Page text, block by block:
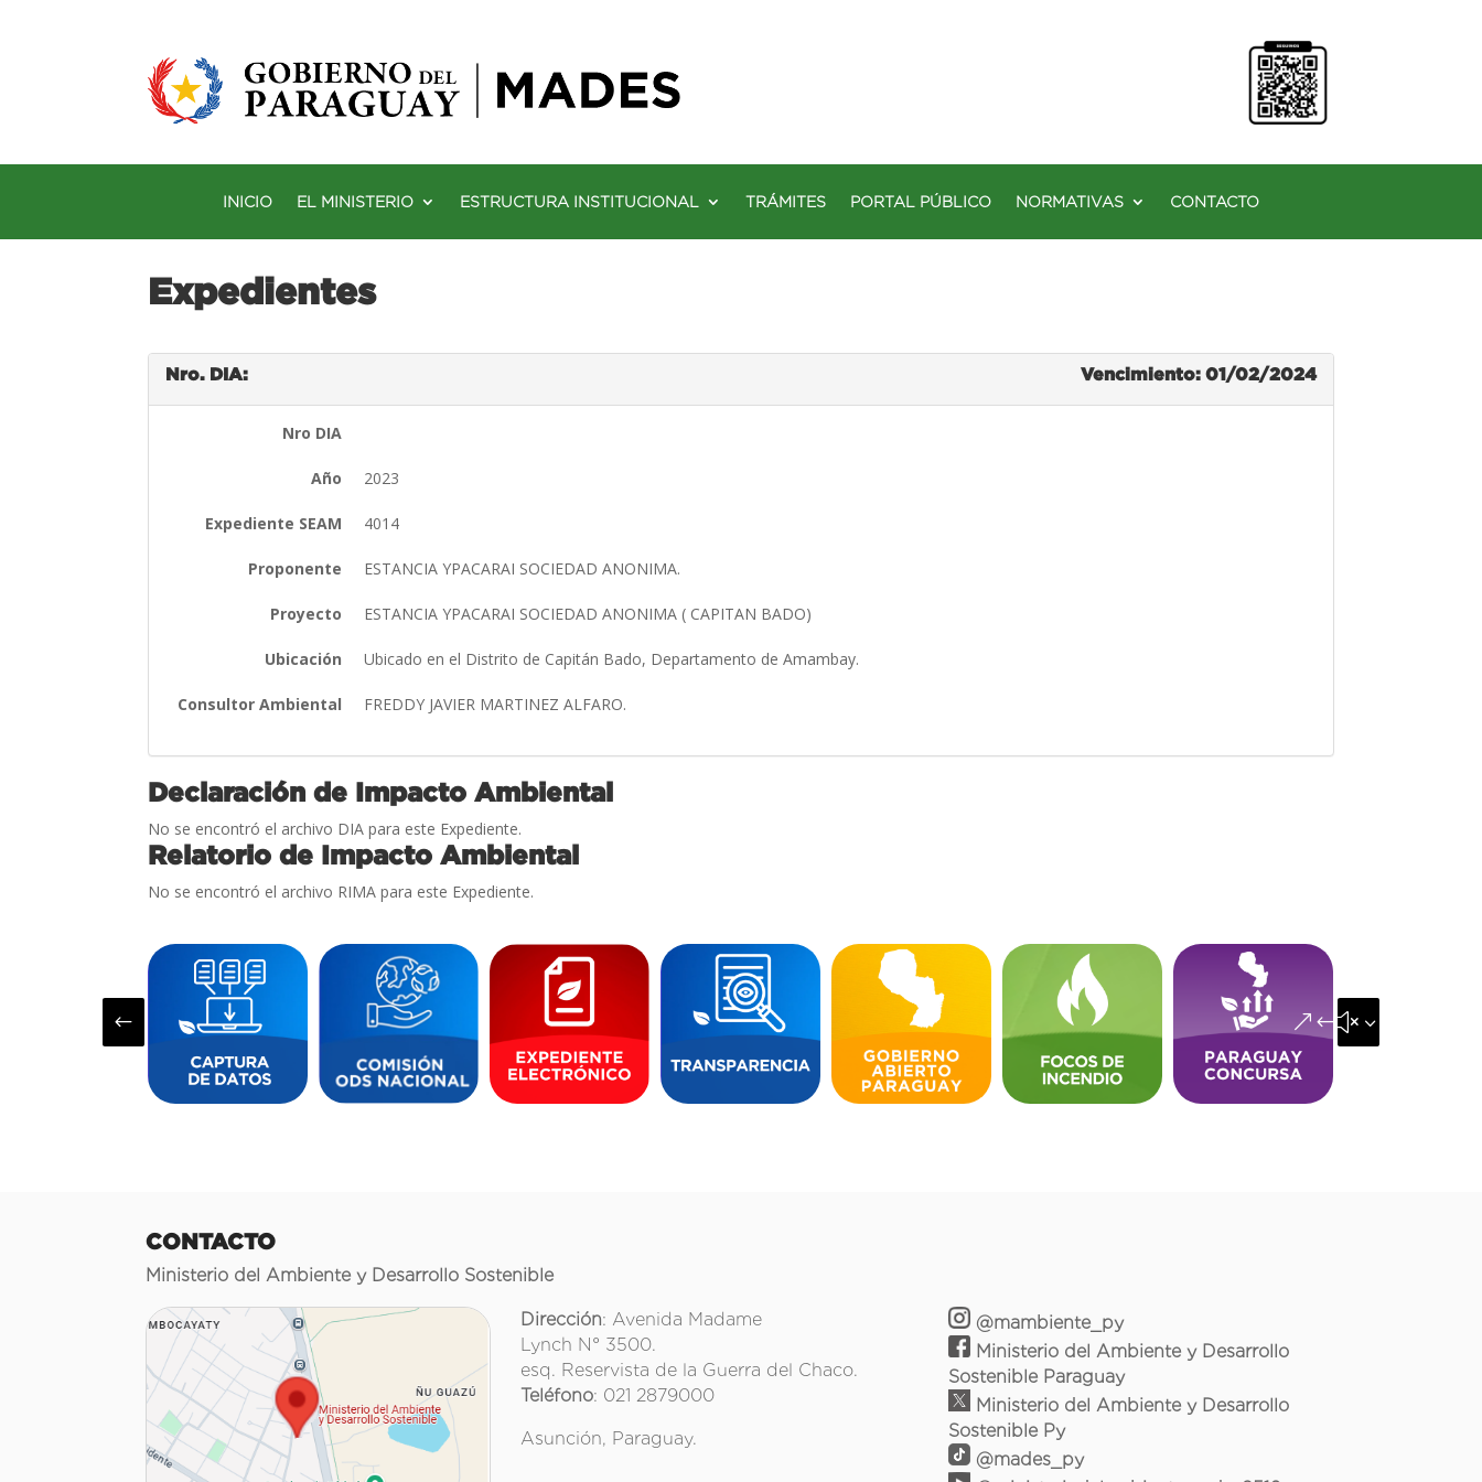
INICIO EL MINISTERIO ESTRUCTURA INSTITUCIONAL TRÁMITES PORTAL PÚBLICO NORMATIVAS CONTACTO
Expedientes
Nro. DIA: Vencimiento: 01/02/2024
Nro DIA
Año 2023
Expediente SEAM 4014
Proponente ESTANCIA YPACARAI SOCIEDAD ANONIMA.
Proyecto ESTANCIA YPACARAI SOCIEDAD ANONIMA ( CAPITAN BADO)
Ubicación Ubicado en el Distrito de Capitán Bado, Departamento de Amambay.
Consultor Ambiental FREDDY JAVIER MARTINEZ ALFARO.
Declaración de Impacto Ambiental
No se encontró el archivo DIA para este Expediente.
Relatorio de Impacto Ambiental
No se encontró el archivo RIMA para este Expediente.
# &#x35;
CONTACTO
Ministerio del Ambiente y Desarrollo Sostenible
Dirección: Avenida Madame
Lynch N° 3500.
esq. Reservista de la Guerra del Chaco.
Teléfono: 021 2879000
Asunción, Paraguay.
@mambiente_py
Ministerio del Ambiente y Desarrollo
Sostenible Paraguay
Ministerio del Ambiente y Desarrollo
Sostenible Py
@mades_py